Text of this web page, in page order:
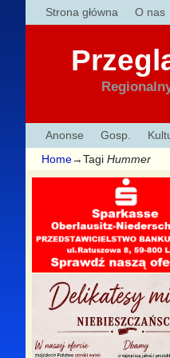
Strona główna O nas
Anonse Gosp.
Home→Tagi Hummer